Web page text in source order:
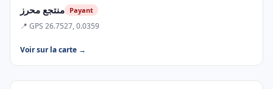
منتجع محرز Payant
📍 GPS 26.7527, 0.0359
Voir sur la carte →